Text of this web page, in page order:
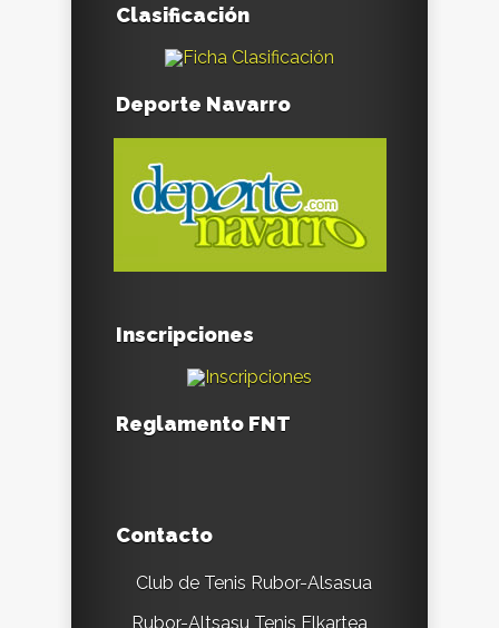
Clasificación
Deporte Navarro
Inscripciones
Reglamento FNT
Contacto
Club de Tenis Rubor-Alsasua
Rubor-Altsasu Tenis Elkartea